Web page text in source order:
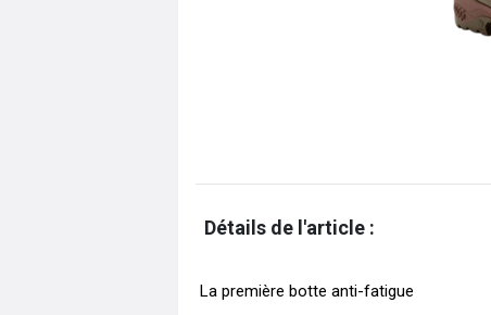
Détails de l'article :
La première botte anti-fatigue